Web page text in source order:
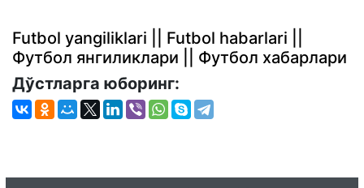
Futbol yangiliklari || Futbol habarlari ||
Футбол янгиликлари || Футбол хабарлари
Дўстларга юборинг: